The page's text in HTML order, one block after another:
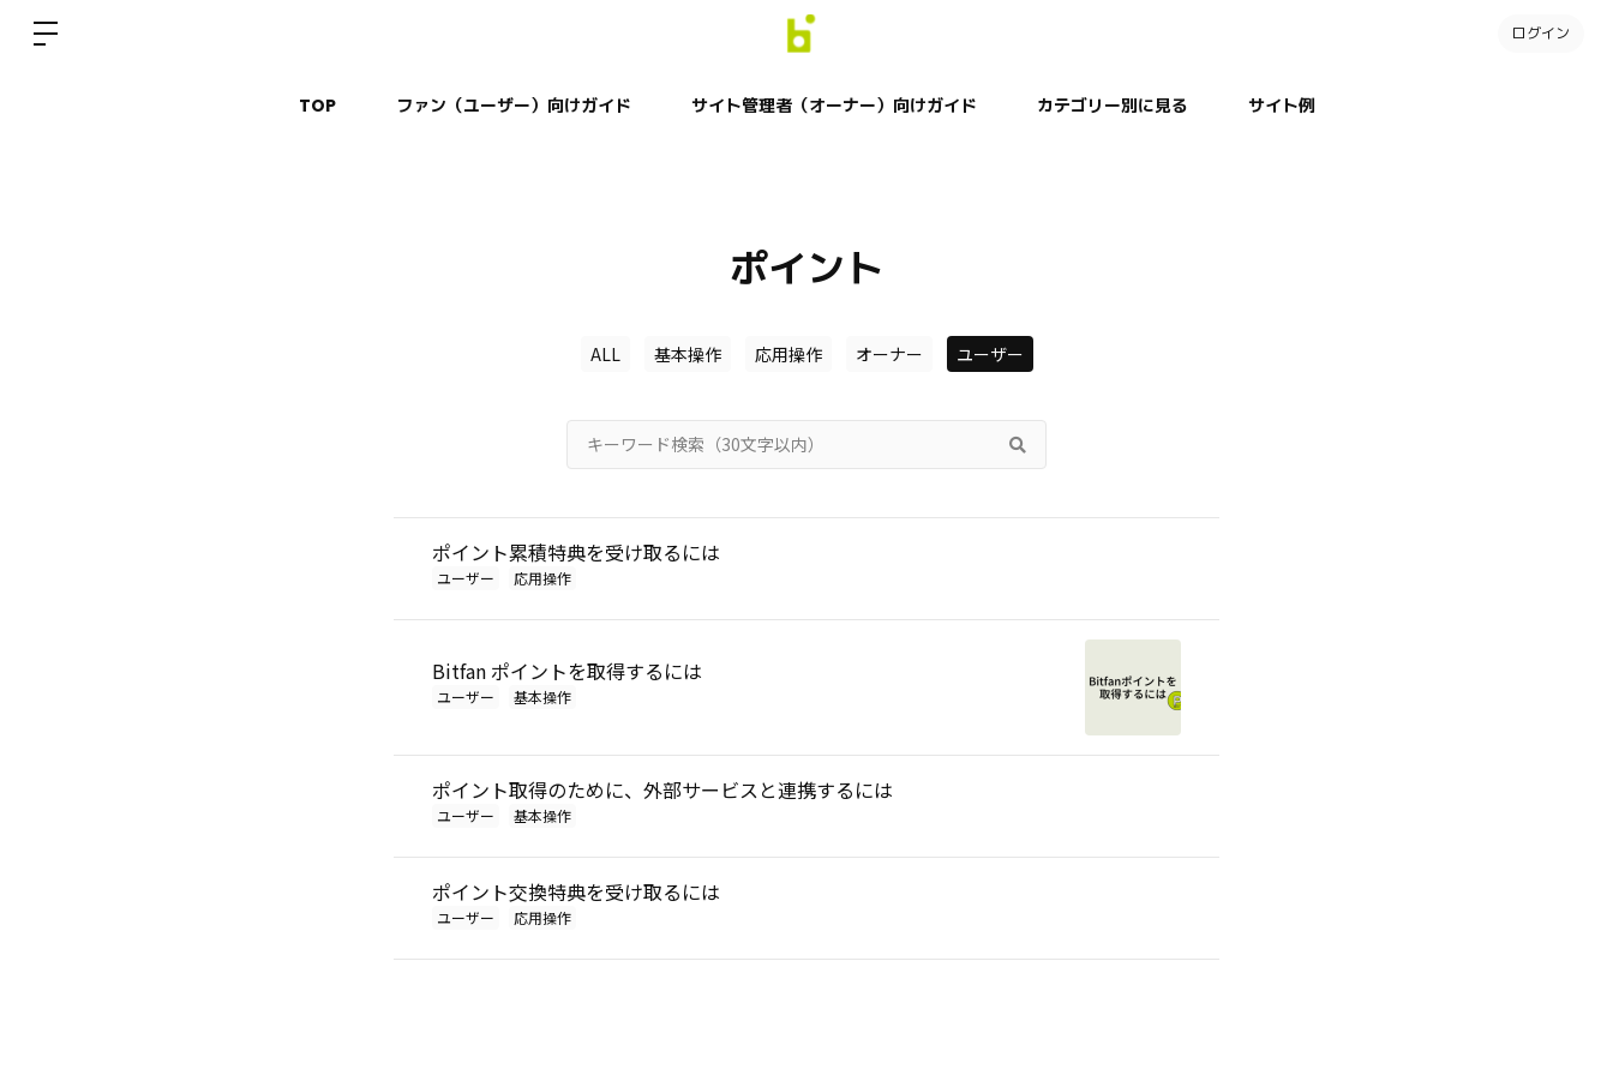
ログイン
TOP ファン（ユーザー）向けガイド サイト管理者（オーナー）向けガイド カテゴリー別に見る サイト例
ポイント
ALL 基本操作 応用操作 オーナー ユーザー
ポイント累積特典を受け取るには
ユーザー 応用操作
Bitfan ポイントを取得するには
ユーザー 基本操作
ポイント取得のために、外部サービスと連携するには
ユーザー 基本操作
ポイント交換特典を受け取るには
ユーザー 応用操作